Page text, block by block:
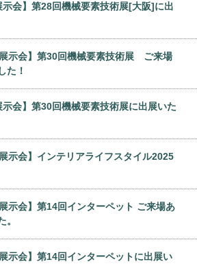
示会】第28回機械要素技術展[大阪]に出
展示会】第30回機械要素技術展 ご来場
た！
示会】第30回機械要素技術展に出展いた
展示会】インテリアライフスタイル2025
展示会】第14回インターペット ご来場あ
。
展示会】第14回インターペットに出展い